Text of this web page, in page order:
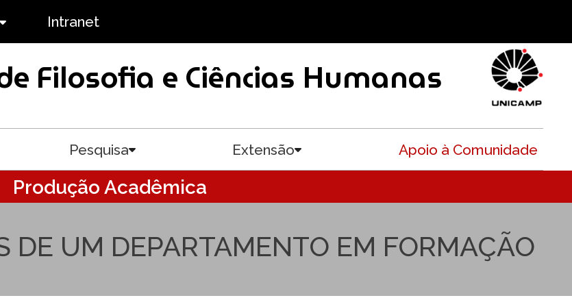
Intranet
Filosofia e Ciências Humanas
Pesquisa Extensão Apoio à Comunidade
Produção Acadêmica
DE UM DEPARTAMENTO EM FORMAÇÃO